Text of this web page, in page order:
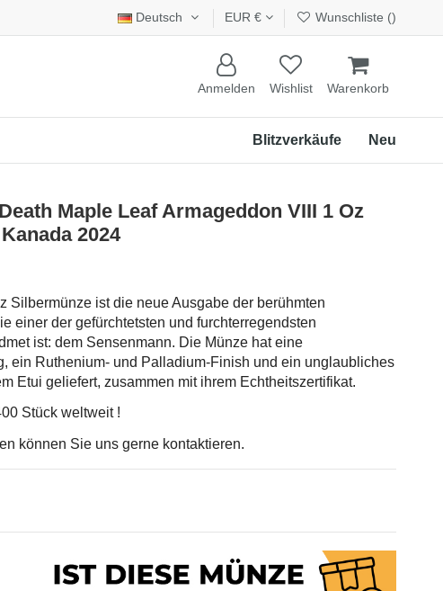
Deutsch EUR € Wunschliste ()
Anmelden Wishlist Warenkorb
Neu
Blitzverkäufe
Maple Leaf Armageddon VIII 1 Oz
2024
Silbermünze ist die neue Ausgabe der berühmten
einer der gefürchtetsten und furchterregendsten
ist: dem Sensenmann. Die Münze hat eine
ein Ruthenium- und Palladium-Finish und ein unglaubliches
Etui geliefert, zusammen mit ihrem Echtheitszertifikat.
Stück weltweit !
können Sie uns gerne kontaktieren.